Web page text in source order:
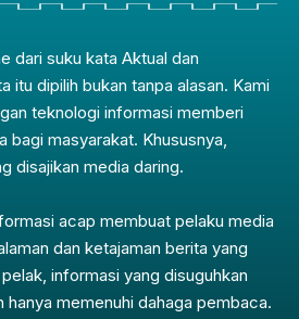
dari suku kata Aktual dan
itu dipilih bukan tanpa alasan. Kami
teknologi informasi memberi
bagi masyarakat. Khususnya,
disajikan media daring.
acap membuat pelaku media
dan ketajaman berita yang
informasi yang disuguhkan
hanya memenuhi dahaga pembaca.